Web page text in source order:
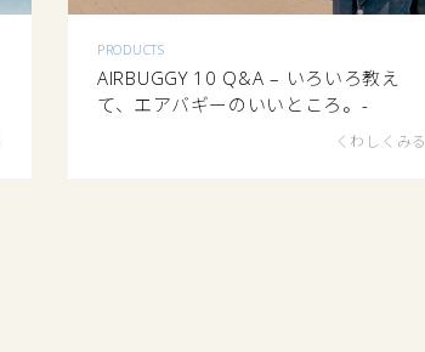
PRODUCTS
AIRBUGGY 10 Q&A – いろいろ教え
て、エアバギーのいいところ。-
くわしくみる